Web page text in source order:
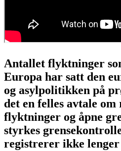
Antallet flyktninger
Europa har satt den
og asylpolitikken på
det en felles avtale
flyktninger og åpne
styrkes
registrerer ikke lenger